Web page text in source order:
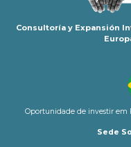
Consultoría y Expansión
Oportunidade de investir em
Sede